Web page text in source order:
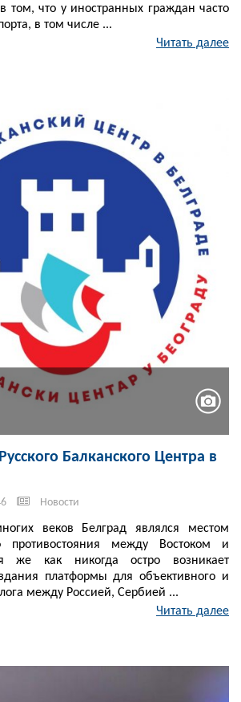
том, что у иностранных граждан часто
в том числе ...
Читать далее
Балканского Центра в
Новости
веков Белград являлся местом
противостояния между Востоком и
же как никогда остро возникает
платформы для объективного и
между Россией, Сербией ...
Читать далее